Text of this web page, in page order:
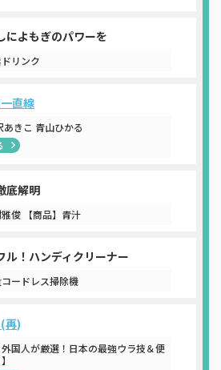
によもぎのパワーを
ドリンク
直線
あきこ 青山ひかる
底解明
雅俊 【商品】青汁
ル！ハンディクリーナー
コードレス掃除機
再)
外国人が厳選！日本の最強ウラ技＆便